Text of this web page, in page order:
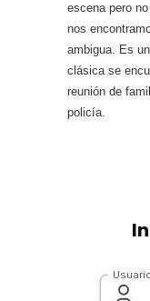
escena pero
nos
ambigua. Es
clásica se
reunión de
policía.